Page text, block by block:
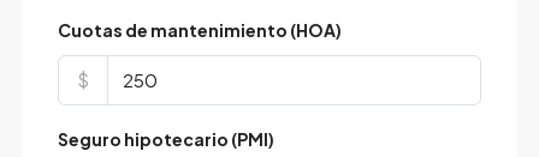
Cuotas de mantenimiento (HOA)
$
Seguro hipotecario (PMI)